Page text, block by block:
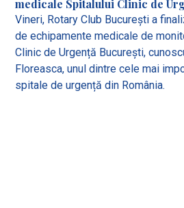
medicale Spitalului Clinic de
Vineri, Rotary Club București a
de echipamente medicale de
Clinic de Urgență București,
Floreasca, unul dintre cele mai
spitale de urgență din România.